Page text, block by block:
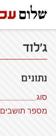
ג'לוד
נתונים
סוג
מספר תושבים